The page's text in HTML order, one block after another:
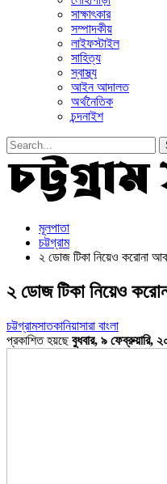
সাক্ষাৎকার
সম্পাদকীয়
লাইফস্টাইল
সাহিত্য
স্বাস্থ্য
আইন আদালত
অর্থনৈতিক
চন্দনাইশ
মূলপাতা
চট্টগ্রাম
২ ডোজ টিকা নিয়েও করোনা
২ ডোজ টিকা নিয়েও
চট্টগ্রামসাতকানিয়াসারা বাংলা
প্রকাশিত হয়ছেবুধবার, ৯ ফেব্রুয়ারি,